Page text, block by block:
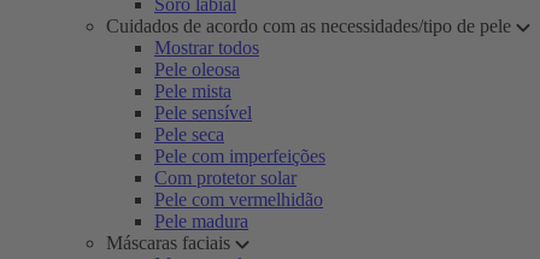
Soro labial
Cuidados de acordo com as necessidades/tipo de pele
Mostrar todos
Pele oleosa
Pele mista
Pele sensível
Pele seca
Pele com imperfeições
Com protetor solar
Pele com vermelhidão
Pele madura
Máscaras faciais